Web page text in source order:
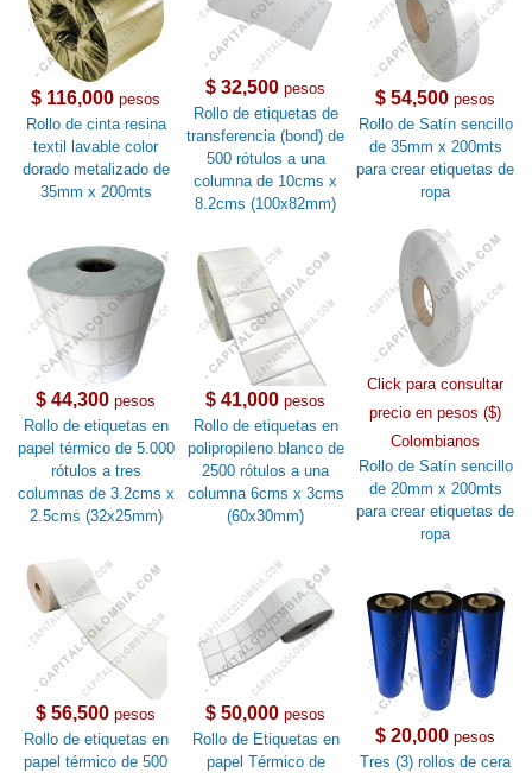
$ 116,000 pesos
Rollo de cinta resina
textil lavable color
dorado metalizado de
35mm x 200mts
$ 32,500 pesos
Rollo de etiquetas de
transferencia (bond) de
500 rótulos a una
columna de 10cms x
8.2cms (100x82mm)
$ 54,500 pesos
Rollo de Satín sencillo
de 35mm x 200mts
para crear etiquetas de
ropa
$ 44,300 pesos
Rollo de etiquetas en
papel térmico de 5.000
rótulos a tres
columnas de 3.2cms x
2.5cms (32x25mm)
$ 41,000 pesos
Rollo de etiquetas en
polipropileno blanco de
2500 rótulos a una
columna 6cms x 3cms
(60x30mm)
Click para consultar
precio en pesos ($)
Colombianos
Rollo de Satín sencillo
de 20mm x 200mts
para crear etiquetas de
ropa
$ 56,500 pesos
Rollo de etiquetas en
papel térmico de 500
$ 50,000 pesos
Rollo de Etiquetas en
papel Térmico de
$ 20,000 pesos
Tres (3) rollos de cera